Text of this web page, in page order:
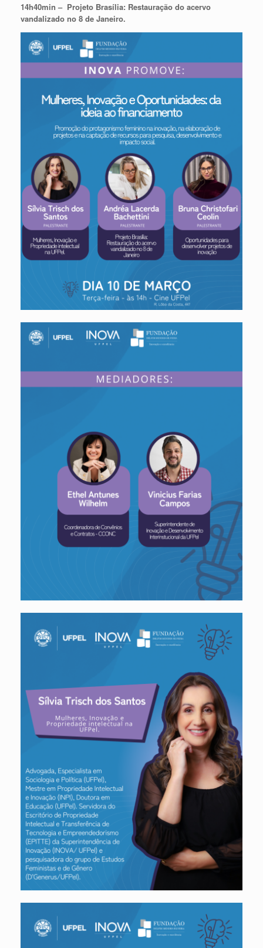
14h40min – Projeto Brasília: Restauração do acervo
vandalizado no 8 de Janeiro.